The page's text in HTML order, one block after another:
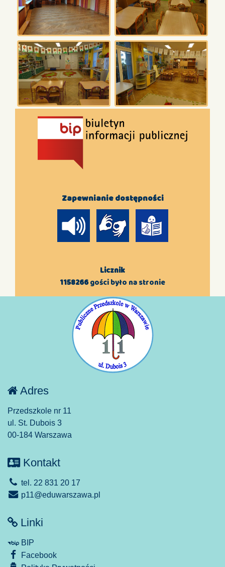
Zapewnianie dostępności
Licznik
1158266gości było na stronie
Adres
Przedszkole nr 11
ul. St. Dubois 3
00-184 Warszawa
Kontakt
tel. 22 831 20 17
p11@eduwarszawa.pl
Linki
BIP
Facebook